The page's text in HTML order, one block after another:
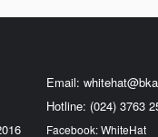
Email:
Hotline: (024) 3763
Facebook: WhiteHat